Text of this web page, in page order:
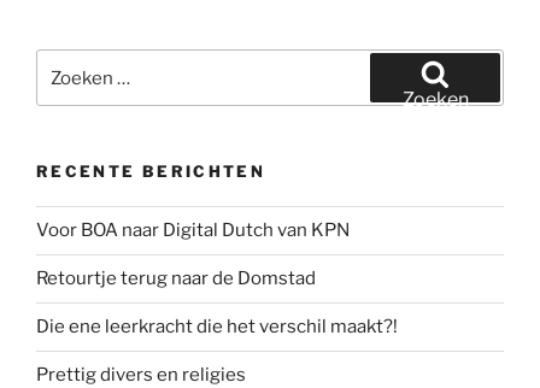
naar:
Zoeken
RECENTE BERICHTEN
Voor BOA naar Digital Dutch van KPN
Retourtje terug naar de Domstad
Die ene leerkracht die het verschil maakt?!
Prettig divers en religies